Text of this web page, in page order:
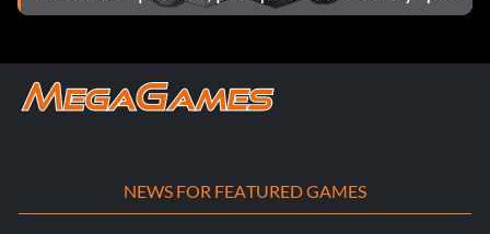
hacer antes del 1 de agosto
NEWS FOR FEATURED GAMES